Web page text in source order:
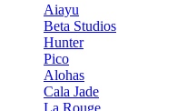
Aiayu
Beta Studios
Hunter
Pico
Alohas
Cala Jade
La Rouge